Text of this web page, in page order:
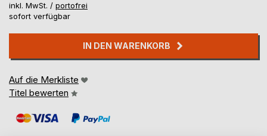
inkl. MwSt. / portofrei
sofort verfügbar
IN DEN WARENKORB
Auf die Merkliste
Titel bewerten